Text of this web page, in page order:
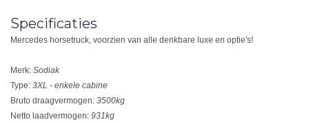
Specificaties
Mercedes horsetruck, voorzien van alle denkbare luxe en optie's!
Merk: Sodiak
Type: 3XL - enkele cabine
Bruto draagvermogen: 3500kg
Netto laadvermogen: 931kg